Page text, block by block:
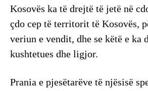
Kosovës ka të drejtë të jetë në
çdo cep të territorit të Kosovës,
veriun e vendit, dhe se këtë e ka
kushtetues dhe ligjor.
Prania e pjesëtarëve të njësisë